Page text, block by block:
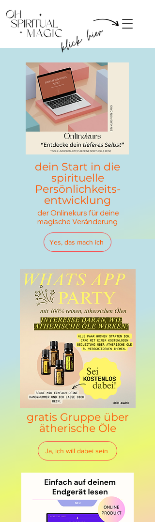
dein Start in die
spirituelle
Persönlichkeits-
entwicklung
der Onlinekurs für deine
magische Veränderung
Yes, das mach ich
gratis Gruppe über
ätherische Öle
Ja, ich will dabei sein